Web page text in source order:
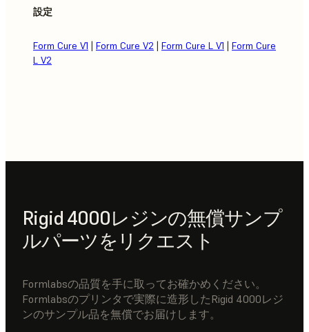
設定
Form Cure V1 | Form Cure V2 | Form Cure L V1 | Form Cure
L V2
Rigid 4000レジンの無償サンプ
ルパーツをリクエスト
Formlabsの品質を手に取ってお確かめください。
Formlabsのプリンタで実際に造形したRigid 4000レジ
ンのサンプル品を無償でお届けします。